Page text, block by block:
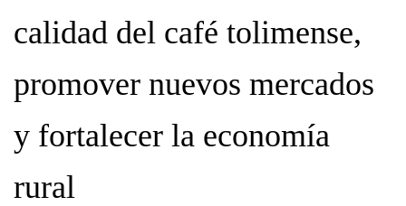
calidad del café tolimense,
promover nuevos mercados
y fortalecer la economía
rural